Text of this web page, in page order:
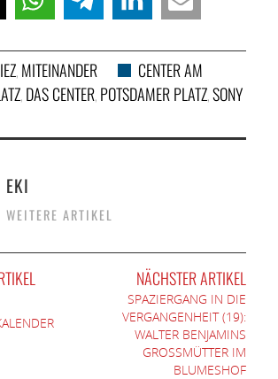
, MITEINANDER
CENTER AM
, DAS CENTER, POTSDAMER PLATZ,SONY
EKI
WEITERE ARTIKEL
NÄCHSTER ARTIKEL
SPAZIERGANG IN DIE
VERGANGENHEIT (19):
WALTER BENJAMINS
GROSSMÜTTER IM B
LUMESHOF